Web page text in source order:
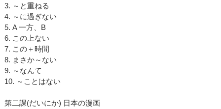
3. ～と重ねる
4. ～に過ぎない
5. A 一方、B
6. この上ない
7. この＋時間
8. まさか～ない
9. ～なんて
10. ～ことはない
第二課(だいにか) 日本の漫画